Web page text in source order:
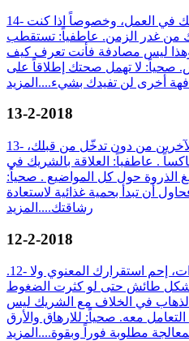
14- مهنياً: مشروع جديد يحدد مستقبلك في العمل، وخصوصاً اذا كنت
من غدر الزمن. عاطفياً: تستقطب
وهذا ليس مصادفة فأنت تعرف كيف
لا تهمل صحتك إطلاقاً على
أخرى لن تفيدك بشيء.... المزيد
13-2-2018
13- مهنياً: كن متأنياً جداً واصغ الى الآخرين من دون تدخّل من قبلك،
. عاطفياً: العلاقة بالشريك في
الذروة حول كل المواضيع . صحياً:
أن تبدأ بحمية غذائية لاستعادة
رشاقتك.... المزيد
12-2-2018
.12- مهنياً: تكثر الاتصالات والزيارات، إحم استقرارك المعنوي ولا
طائش حتى لو كثرت الضغوط
في الخلاف مع الشريك ليس
معه. صحياً: للارهاق والأرق
مطلوبة فوراً وبقوة.... المزيد